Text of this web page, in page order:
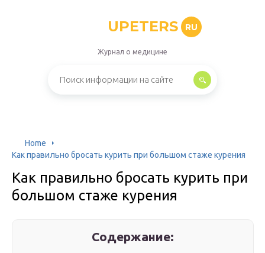
UPETERS RU
Журнал о медицине
Home
Как правильно бросать курить при большом стаже курения
Как правильно бросать курить при
большом стаже курения
Содержание: